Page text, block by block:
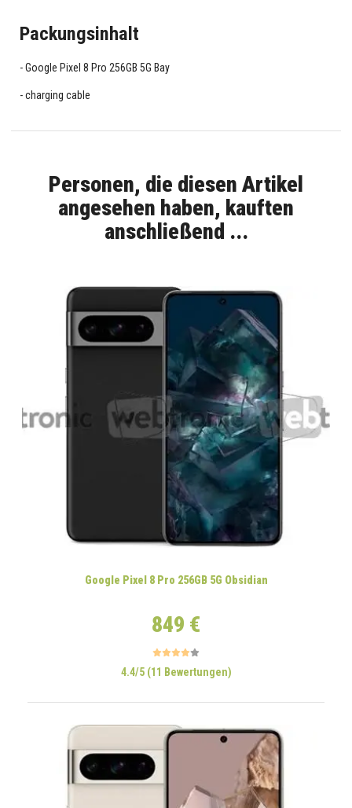
Packungsinhalt
Google Pixel 8 Pro 256GB 5G Bay
charging cable
Personen, die diesen Artikel
angesehen haben, kauften
anschließend ...
Google Pixel 8 Pro 256GB 5G Obsidian
849 €
4.4/5 (11 Bewertungen)